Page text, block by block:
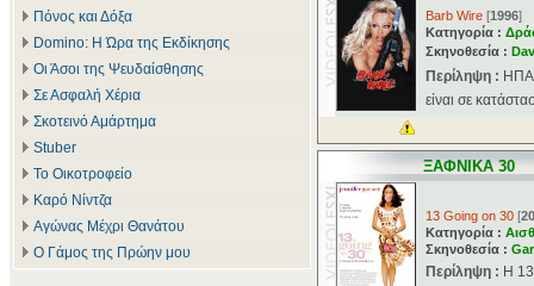
Πόνος και Δόξα
Domino: Η Ώρα της Εκδίκησης
Οι Άσοι της Ψευδαίσθησης
Σε Ασφαλή Χέρια
Σκοτεινό Αμάρτημα
Stuber
Το Οικοτροφείο
Καρό Νίντζα
Αγώνας Μέχρι Θανάτου
Ο Γάμος της Πρώην μου
Barb Wire [1996]
Κατηγορία :
Σκηνοθεσία :
Περίληψη : ΗΠΑ
είναι σε
ΞΑΦΝΙΚΑ 30
13 Going on 30 [
Κατηγορία :
Σκηνοθεσία :
Περίληψη : Η